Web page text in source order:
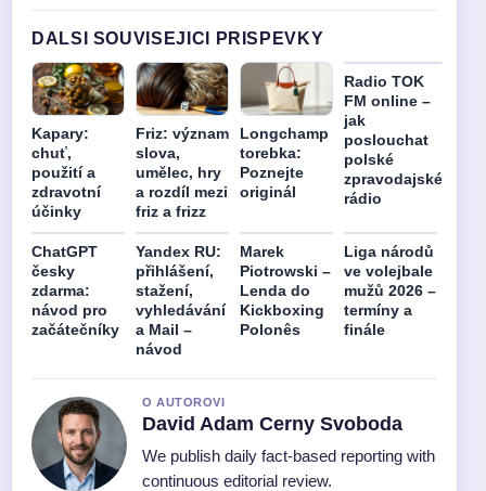
DALSI SOUVISEJICI PRISPEVKY
Kapary:
chuť,
použití a
zdravotní
účinky
Friz: význam
slova,
umělec, hry
a rozdíl mezi
friz a frizz
Longchamp
torebka:
Poznejte
originál
Radio TOK
FM online –
jak
poslouchat
polské
zpravodajské
rádio
ChatGPT
česky
zdarma:
návod pro
začátečníky
Yandex RU:
přihlášení,
stažení,
vyhledávání
a Mail –
návod
Marek
Piotrowski –
Lenda do
Kickboxing
Polonês
Liga národů
ve volejbale
mužů 2026 –
termíny a
finále
O AUTOROVI
David Adam Cerny Svoboda
We publish daily fact-based reporting with
continuous editorial review.